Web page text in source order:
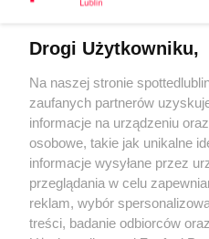
KATEGORIE
OGŁOSZENIA
Regulamin
Polityka prywatności
RODO
Warunki korzystania z
Drogi Użytkowniku,
Na naszej stronie
zaufanych partnerów
informacje na urządzeniu
osobowe, takie jak unikalne
informacje wysyłane przez
przeglądania w celu
reklam, wybór
treści, badanie odbiorców